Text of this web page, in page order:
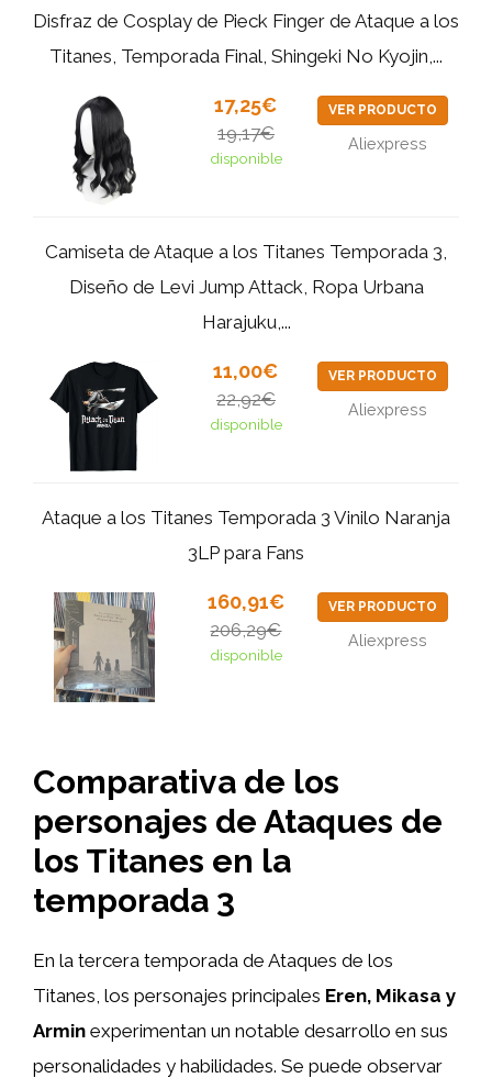
Disfraz de Cosplay de Pieck Finger de Ataque a los
Titanes, Temporada Final, Shingeki No Kyojin,...
17,25€
19,17€
disponible
VER PRODUCTO
Aliexpress
Camiseta de Ataque a los Titanes Temporada 3,
Diseño de Levi Jump Attack, Ropa Urbana
Harajuku,...
11,00€
22,92€
disponible
VER PRODUCTO
Aliexpress
Ataque a los Titanes Temporada 3 Vinilo Naranja
3LP para Fans
160,91€
206,29€
disponible
VER PRODUCTO
Aliexpress
Comparativa de los
personajes de Ataques de
los Titanes en la
temporada 3
En la tercera temporada de Ataques de los
Titanes, los personajes principales Eren, Mikasa y
Armin experimentan un notable desarrollo en sus
personalidades y habilidades. Se puede observar